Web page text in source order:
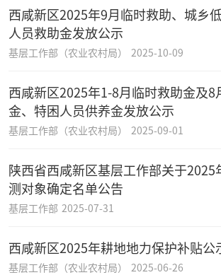
西咸新区2025年9月临时救助、城乡
人员救助金发放公示
基层工作部（农业农村局） 2025-10-09
西咸新区2025年1-8月临时救助金及8
金、特困人员供养金发放公示
基层工作部（农业农村局） 2025-09-01
陕西省西咸新区基层工作部关于2025
测对象确定名单公告
基层工作部 2025-07-31
西咸新区2025年耕地地力保护补贴公
基层工作部（农业农村局） 2025-06-26